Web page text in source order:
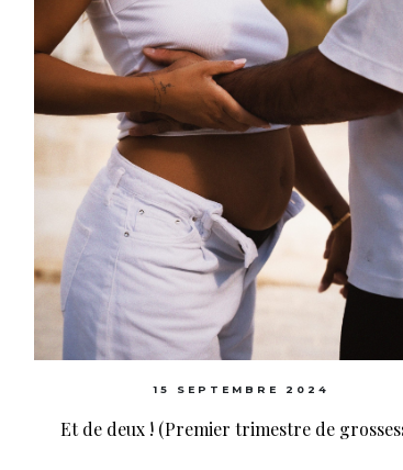
15 SEPTEMBRE 2024
Et de deux ! (Premier trimestre de